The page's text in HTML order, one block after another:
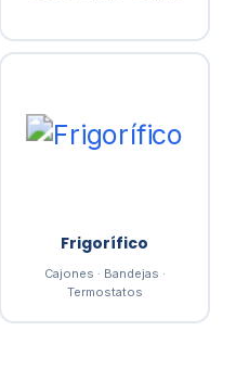
Frigorífico
Cajones · Bandejas ·
Termostatos